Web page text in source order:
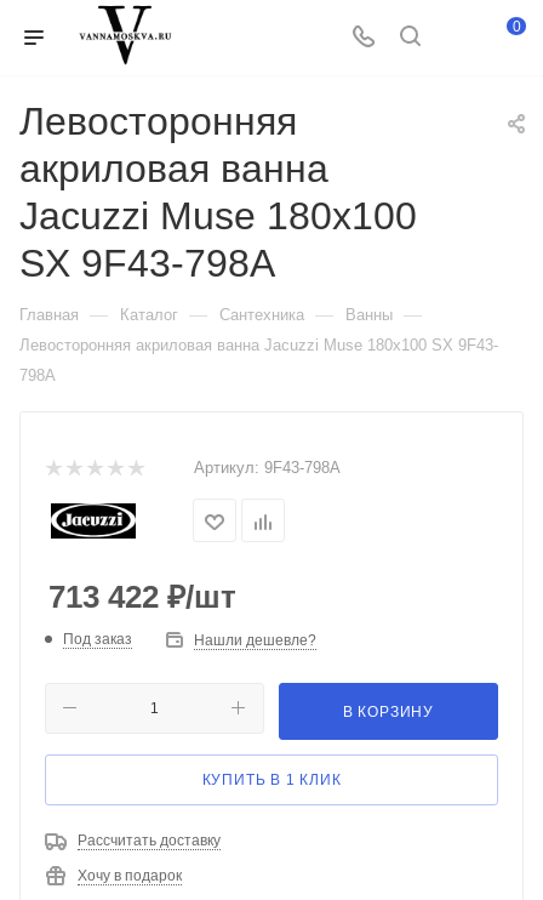
0
Левосторонняя
акриловая ванна
Jacuzzi Muse 180x100
SX 9F43-798A
Главная — Каталог — Сантехника — Ванны —
Левосторонняя акриловая ванна Jacuzzi Muse 180x100 SX 9F43-
798A
Артикул: 9F43-798A
713 422 ₽/шт
Под заказ Нашли дешевле?
В КОРЗИНУ
КУПИТЬ В 1 КЛИК
Рассчитать доставку
Хочу в подарок